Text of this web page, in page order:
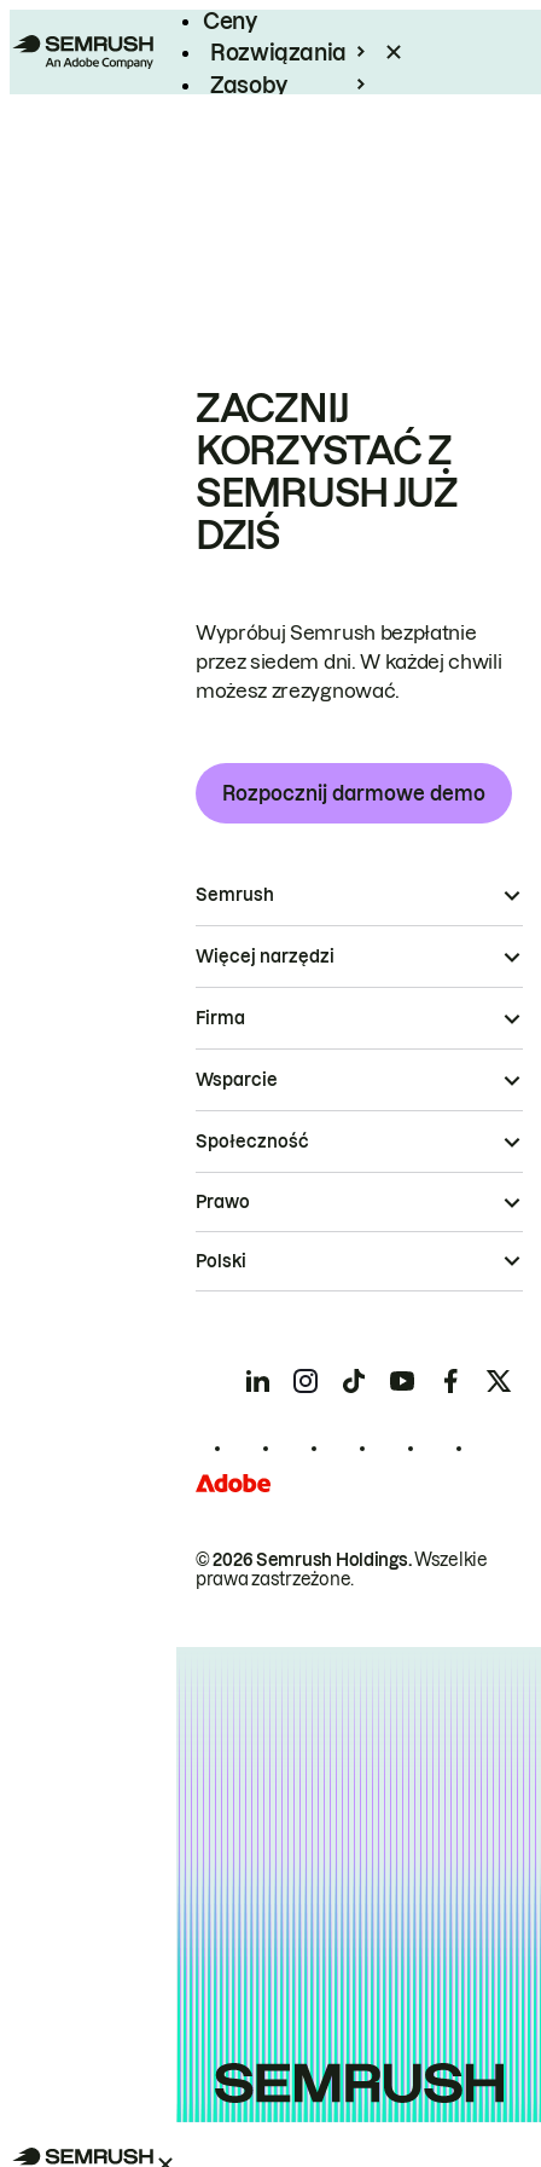
Ceny
Rozwiązania
Zasoby
ZACZNIJ
KORZYSTAĆ Z
SEMRUSH JUŻ
DZIŚ
Wypróbuj Semrush bezpłatnie
przez siedem dni. W każdej chwili
możesz zrezygnować.
Rozpocznij darmowe demo
Semrush
Więcej narzędzi
Firma
Wsparcie
Społeczność
© 2026 Semrush Holdings.Wszelkie
prawa zastrzeżone.
Prawo
Polski